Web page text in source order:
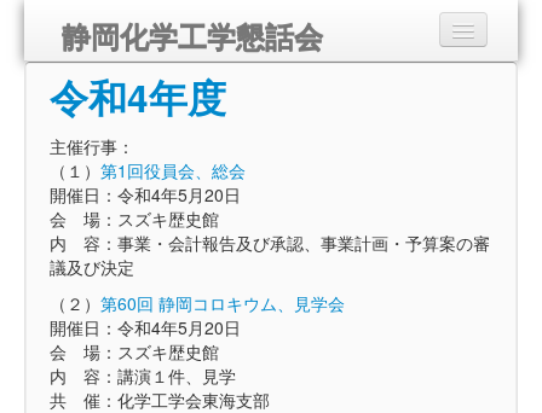
静岡化学工学懇話会
静岡化学工学懇話会とは
講演会のご案内
組織
入会のご案内
会報
リンク
令和4年度
主催行事：
（１） 第1回役員会、総会
開催日：令和4年5月20日
会 場：スズキ歴史館
内 容：事業・会計報告及び承認、事業計画・予算案の審
議及び決定
（２） 第60回 静岡コロキウム、見学会
開催日：令和4年5月20日
会 場：スズキ歴史館
内 容：講演１件、見学
共 催：化学工学会東海支部